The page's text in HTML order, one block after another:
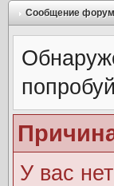
Сообщение
У вас